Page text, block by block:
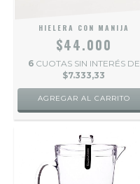
HIELERA CON MANIJA
$44.000
6 CUOTAS SIN INTERÉS DE
$7.333,33
AGREGAR AL CARRITO